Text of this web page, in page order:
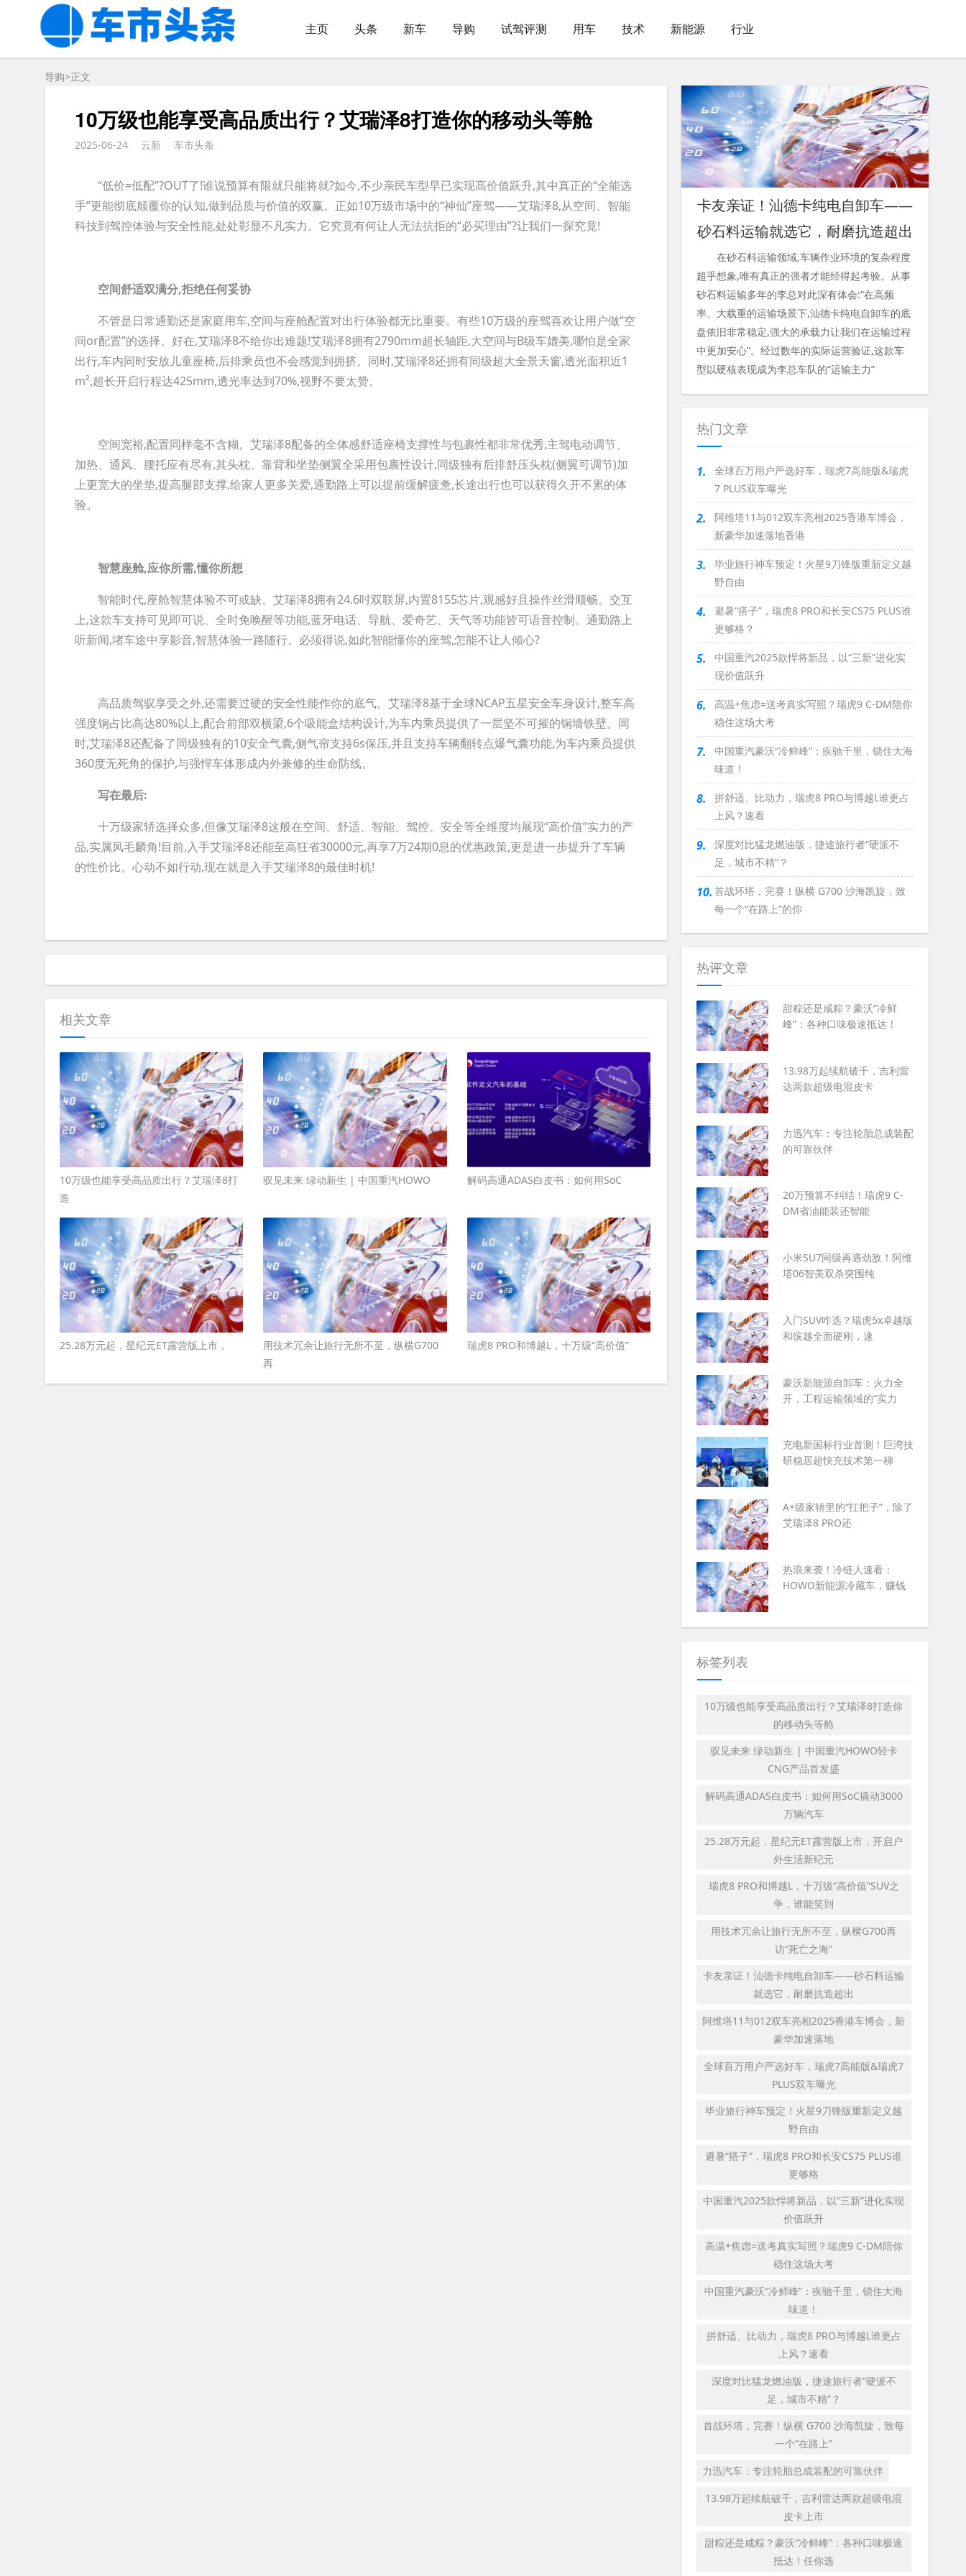
主页 头条 新车 导购 试驾评测 用车 技术 新能源 行业
导购>正文
10万级也能享受高品质出行？艾瑞泽8打造你的移动头等舱
2025-06-24 云新 车市头条
“低价=低配”?OUT了!谁说预算有限就只能将就?如今,不少亲民车型早已实现高价值跃升,其中真正的“全能选
手”更能彻底颠覆你的认知,做到品质与价值的双赢。正如10万级市场中的“神仙”座驾——艾瑞泽8,从空间、智能
科技到驾控体验与安全性能,处处彰显不凡实力。它究竟有何让人无法抗拒的“必买理由”?让我们一探究竟!
空间舒适双满分,拒绝任何妥协
不管是日常通勤还是家庭用车,空间与座舱配置对出行体验都无比重要。有些10万级的座驾喜欢让用户做“空
间or配置”的选择。好在,艾瑞泽8不给你出难题!艾瑞泽8拥有2790mm超长轴距,大空间与B级车媲美,哪怕是全家
出行,车内同时安放儿童座椅,后排乘员也不会感觉到拥挤。同时,艾瑞泽8还拥有同级超大全景天窗,透光面积近1
m²,超长开启行程达425mm,透光率达到70%,视野不要太赞。
空间宽裕,配置同样毫不含糊。艾瑞泽8配备的全体感舒适座椅支撑性与包裹性都非常优秀,主驾电动调节、
加热、通风、腰托应有尽有,其头枕、靠背和坐垫侧翼全采用包裹性设计,同级独有后排舒压头枕(侧翼可调节)加
上更宽大的坐垫,提高腿部支撑,给家人更多关爱,通勤路上可以提前缓解疲惫,长途出行也可以获得久开不累的体
验。
智慧座舱,应你所需,懂你所想
智能时代,座舱智慧体验不可或缺。艾瑞泽8拥有24.6吋双联屏,内置8155芯片,观感好且操作丝滑顺畅。交互
上,这款车支持可见即可说、全时免唤醒等功能,蓝牙电话、导航、爱奇艺、天气等功能皆可语音控制。通勤路上
听新闻,堵车途中享影音,智慧体验一路随行。必须得说,如此智能懂你的座驾,怎能不让人倾心?
高品质驾驭享受之外,还需要过硬的安全性能作你的底气。艾瑞泽8基于全球NCAP五星安全车身设计,整车高
强度钢占比高达80%以上,配合前部双横梁,6个吸能盒结构设计,为车内乘员提供了一层坚不可摧的铜墙铁壁。同
时,艾瑞泽8还配备了同级独有的10安全气囊,侧气帘支持6s保压,并且支持车辆翻转点爆气囊功能,为车内乘员提供
360度无死角的保护,与强悍车体形成内外兼修的生命防线。
写在最后:
十万级家轿选择众多,但像艾瑞泽8这般在空间、舒适、智能、驾控、安全等全维度均展现“高价值”实力的产
品,实属凤毛麟角!目前,入手艾瑞泽8还能至高狂省30000元,再享7万24期0息的优惠政策,更是进一步提升了车辆
的性价比。心动不如行动,现在就是入手艾瑞泽8的最佳时机!
相关文章
10万级也能享受高品质出行？艾瑞泽8打
造
驭见未来 绿动新生 | 中国重汽HOWO 解码高通ADAS白皮书：如何用SoC
25.28万元起，星纪元ET露营版上市，
用技术冗余让旅行无所不至，纵横G700
再
瑞虎8 PRO和博越L，十万级“高价值”
卡友亲证！汕德卡纯电自卸车——
砂石料运输就选它，耐磨抗造超出
在砂石料运输领域,车辆作业环境的复杂程度
超乎想象,唯有真正的强者才能经得起考验。从事
砂石料运输多年的李总对此深有体会:“在高频
率、大载重的运输场景下,汕德卡纯电自卸车的底
盘依旧非常稳定,强大的承载力让我们在运输过程
中更加安心”。经过数年的实际运营验证,这款车
型以硬核表现成为李总车队的“运输主力”
热门文章
1.
全球百万用户严选好车，瑞虎7高能版&瑞虎
7 PLUS双车曝光
2.
阿维塔11与012双车亮相2025香港车博会，
新豪华加速落地香港
3.
毕业旅行神车预定！火星9刀锋版重新定义越
野自由
4.
避暑“搭子”，瑞虎8 PRO和长安CS75 PLUS谁
更够格？
5.
中国重汽2025款悍将新品，以“三新”进化实
现价值跃升
6.
高温+焦虑=送考真实写照？瑞虎9 C-DM陪你
稳住这场大考
7.
中国重汽豪沃“冷鲜峰”：疾驰千里，锁住大海
味道！
8.
拼舒适、比动力，瑞虎8 PRO与博越L谁更占
上风？速看
9.
深度对比猛龙燃油版，捷途旅行者“硬派不
足，城市不精”？
10. 首战环塔，完赛！纵横 G700 沙海凯旋，致
每一个“在路上”的你
热评文章
甜粽还是咸粽？豪沃“冷鲜
峰”：各种口味极速抵达！
13.98万起续航破千，吉利雷
达两款超级电混皮卡
力迅汽车：专注轮胎总成装配
的可靠伙伴
20万预算不纠结！瑞虎9 C-
DM省油能装还智能
小米SU7同级再遇劲敌！阿维
塔06智美双杀突围纯
入门SUV咋选？瑞虎5x卓越版
和缤越全面硬刚，速
豪沃新能源自卸车：火力全
开，工程运输领域的“实力
充电新国标行业首测！巨湾技
研稳居超快充技术第一梯
A+级家轿里的“扛把子”，除了
艾瑞泽8 PRO还
热浪来袭！冷链人速看：
HOWO新能源冷藏车，赚钱
标签列表
10万级也能享受高品质出行？艾瑞泽8打造你
的移动头等舱
驭见未来 绿动新生 | 中国重汽HOWO轻卡
CNG产品首发盛
解码高通ADAS白皮书：如何用SoC撬动3000
万辆汽车
25.28万元起，星纪元ET露营版上市，开启户
外生活新纪元
瑞虎8 PRO和博越L，十万级“高价值”SUV之
争，谁能笑到
用技术冗余让旅行无所不至，纵横G700再
访“死亡之海”
卡友亲证！汕德卡纯电自卸车——砂石料运输
就选它，耐磨抗造超出
阿维塔11与012双车亮相2025香港车博会，新
豪华加速落地
全球百万用户严选好车，瑞虎7高能版&瑞虎7
PLUS双车曝光
毕业旅行神车预定！火星9刀锋版重新定义越
野自由
避暑“搭子”，瑞虎8 PRO和长安CS75 PLUS谁
更够格
中国重汽2025款悍将新品，以“三新”进化实现
价值跃升
高温+焦虑=送考真实写照？瑞虎9 C-DM陪你
稳住这场大考
中国重汽豪沃“冷鲜峰”：疾驰千里，锁住大海
味道！
拼舒适、比动力，瑞虎8 PRO与博越L谁更占
上风？速看
深度对比猛龙燃油版，捷途旅行者“硬派不
足，城市不精”？
首战环塔，完赛！纵横 G700 沙海凯旋，致每
一个“在路上”
力迅汽车：专注轮胎总成装配的可靠伙伴
13.98万起续航破千，吉利雷达两款超级电混
皮卡上市
甜粽还是咸粽？豪沃“冷鲜峰”：各种口味极速
抵达！任你选